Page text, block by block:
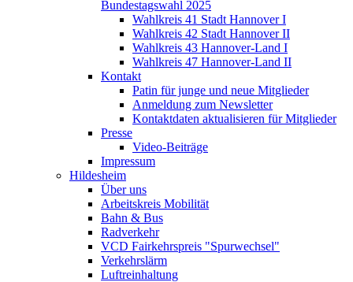
Bundestagswahl 2025
Wahlkreis 41 Stadt Hannover I
Wahlkreis 42 Stadt Hannover II
Wahlkreis 43 Hannover-Land I
Wahlkreis 47 Hannover-Land II
Kontakt
Patin für junge und neue Mitglieder
Anmeldung zum Newsletter
Kontaktdaten aktualisieren für Mitglieder
Presse
Video-Beiträge
Impressum
Hildesheim
Über uns
Arbeitskreis Mobilität
Bahn & Bus
Radverkehr
VCD Fairkehrspreis "Spurwechsel"
Verkehrslärm
Luftreinhaltung